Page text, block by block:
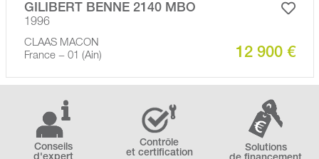
GILIBERT BENNE 2140 MBO
1996
CLAAS MACON
France − 01 (Ain)
12 900 €
Conseils
Contrôle
et certification
Solutions